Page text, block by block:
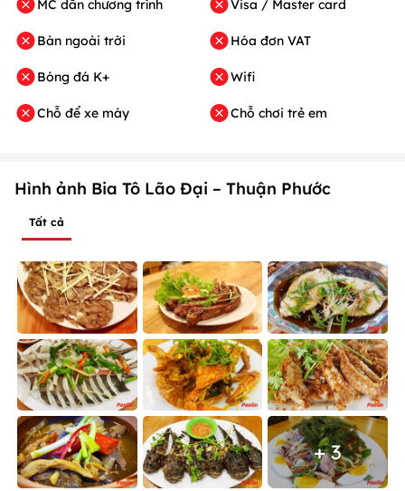
MC dẫn chương trình
Bàn ngoài trời
Bóng đá K+
Chỗ để xe máy
Visa / Master card
Hóa đơn VAT
Wifi
Chỗ chơi trẻ em
Hình ảnh Bia Tô Lão Đại – Thuận Phước
Tất cả
+ 3